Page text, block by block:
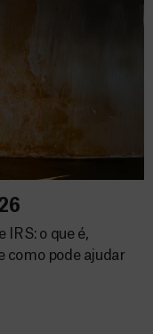
IRS: o que é,
como pode ajudar